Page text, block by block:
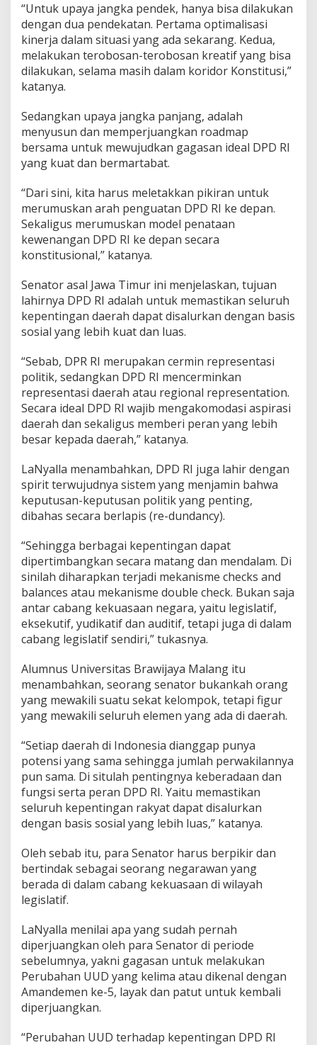
“Untuk upaya jangka pendek, hanya bisa dilakukan
dengan dua pendekatan. Pertama optimalisasi
kinerja dalam situasi yang ada sekarang. Kedua,
melakukan terobosan-terobosan kreatif yang bisa
dilakukan, selama masih dalam koridor Konstitusi,”
katanya.
Sedangkan upaya jangka panjang, adalah
menyusun dan memperjuangkan roadmap
bersama untuk mewujudkan gagasan ideal DPD RI
yang kuat dan bermartabat.
“Dari sini, kita harus meletakkan pikiran untuk
merumuskan arah penguatan DPD RI ke depan.
Sekaligus merumuskan model penataan
kewenangan DPD RI ke depan secara
konstitusional,” katanya.
Senator asal Jawa Timur ini menjelaskan, tujuan
lahirnya DPD RI adalah untuk memastikan seluruh
kepentingan daerah dapat disalurkan dengan basis
sosial yang lebih kuat dan luas.
“Sebab, DPR RI merupakan cermin representasi
politik, sedangkan DPD RI mencerminkan
representasi daerah atau regional representation.
Secara ideal DPD RI wajib mengakomodasi aspirasi
daerah dan sekaligus memberi peran yang lebih
besar kepada daerah,” katanya.
LaNyalla menambahkan, DPD RI juga lahir dengan
spirit terwujudnya sistem yang menjamin bahwa
keputusan-keputusan politik yang penting,
dibahas secara berlapis (re-dundancy).
“Sehingga berbagai kepentingan dapat
dipertimbangkan secara matang dan mendalam. Di
sinilah diharapkan terjadi mekanisme checks and
balances atau mekanisme double check. Bukan saja
antar cabang kekuasaan negara, yaitu legislatif,
eksekutif, yudikatif dan auditif, tetapi juga di dalam
cabang legislatif sendiri,” tukasnya.
Alumnus Universitas Brawijaya Malang itu
menambahkan, seorang senator bukankah orang
yang mewakili suatu sekat kelompok, tetapi figur
yang mewakili seluruh elemen yang ada di daerah.
“Setiap daerah di Indonesia dianggap punya
potensi yang sama sehingga jumlah perwakilannya
pun sama. Di situlah pentingnya keberadaan dan
fungsi serta peran DPD RI. Yaitu memastikan
seluruh kepentingan rakyat dapat disalurkan
dengan basis sosial yang lebih luas,” katanya.
Oleh sebab itu, para Senator harus berpikir dan
bertindak sebagai seorang negarawan yang
berada di dalam cabang kekuasaan di wilayah
legislatif.
LaNyalla menilai apa yang sudah pernah
diperjuangkan oleh para Senator di periode
sebelumnya, yakni gagasan untuk melakukan
Perubahan UUD yang kelima atau dikenal dengan
Amandemen ke-5, layak dan patut untuk kembali
diperjuangkan.
“Perubahan UUD terhadap kepentingan DPD RI